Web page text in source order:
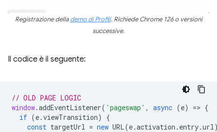
Registrazione dellademo di Profili. Richiede Chrome 126 o versioni
successive.
Il codice è il seguente:
// OLD PAGE LOGIC
window.addEventListener( 'pageswap' , async (e) => {
if (e.viewTransition)
{
const targetUrl = new URL(e.activation . entry.url